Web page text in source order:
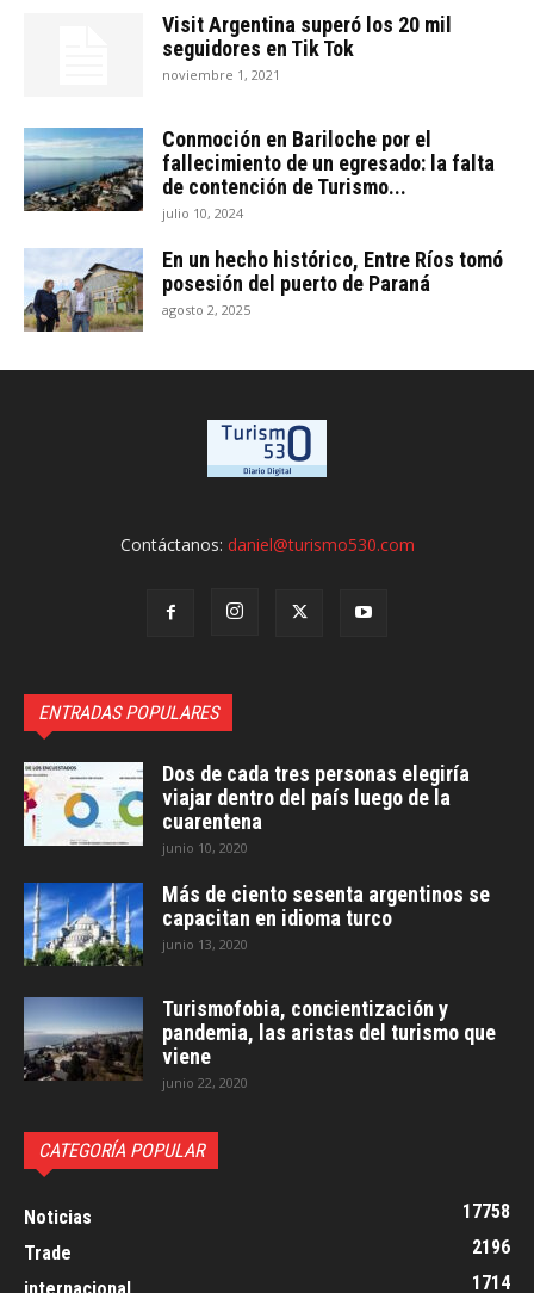
Visit Argentina superó los 20 mil
seguidores en Tik Tok
noviembre 1, 2021
Conmoción en Bariloche por el
fallecimiento de un egresado: la falta
de contención de Turismo...
julio 10, 2024
En un hecho histórico, Entre Ríos tomó
posesión del puerto de Paraná
agosto 2, 2025
Contáctanos: daniel@turismo530.com
ENTRADAS POPULARES
Dos de cada tres personas elegiría
viajar dentro del país luego de la
cuarentena
junio 10, 2020
Más de ciento sesenta argentinos se
capacitan en idioma turco
junio 13, 2020
Turismofobia, concientización y
pandemia, las aristas del turismo que
viene
junio 22, 2020
CATEGORÍA POPULAR
Noticias
17758
Trade
2196
1714